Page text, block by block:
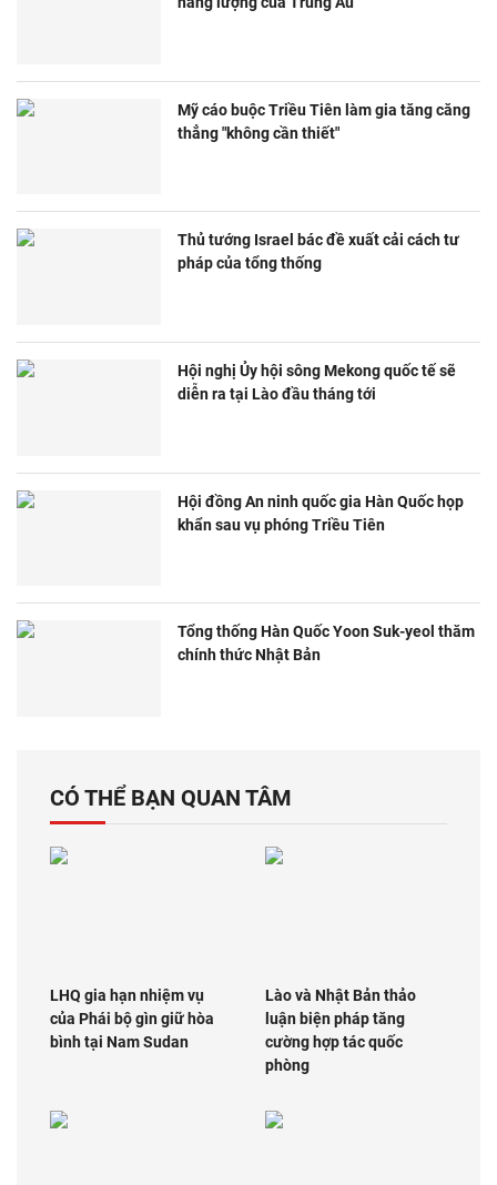
Mỹ cáo buộc Triều Tiên làm gia tăng căng
thẳng "không cần thiết"
Thủ tướng Israel bác đề xuất cải cách tư
pháp của tổng thống
Hội nghị Ủy hội sông Mekong quốc tế sẽ
diễn ra tại Lào đầu tháng tới
Hội đồng An ninh quốc gia Hàn Quốc họp
khẩn sau vụ phóng Triều Tiên
Tổng thống Hàn Quốc Yoon Suk-yeol thăm
chính thức Nhật Bản
CÓ THỂ BẠN QUAN TÂM
LHQ gia hạn nhiệm vụ
của Phái bộ gìn giữ hòa
bình tại Nam Sudan
Lào và Nhật Bản thảo
luận biện pháp tăng
cường hợp tác quốc
phòng